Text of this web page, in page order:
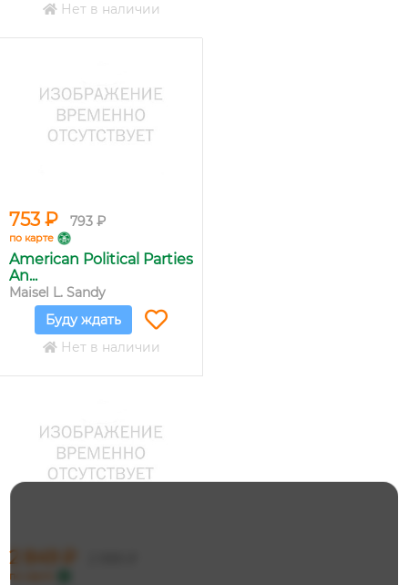
Нет в наличии
753 ₽ 793 ₽
по карте
American Political Parties
An...
Maisel L. Sandy
Буду ждать
Нет в наличии
2 849 ₽
по карте